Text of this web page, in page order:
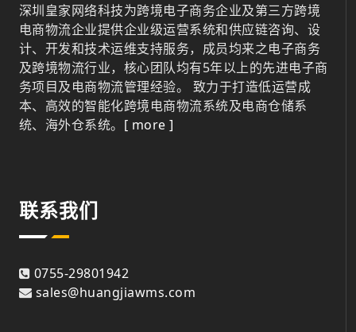
深圳皇家网络科技为跨境电子商务企业及第三方跨境
电商物流企业提供企业级运营系统和供应链咨询、设
计、开发和技术运维支持服务，成员均来之电子商务
及跨境物流行业，核心团队均有5年以上的先进电子商
务项目及电商物流管理经验。 致力于打造低运营成
本、高效的智能化跨境电商物流系统及电商仓储系
统、海外仓系统。 [ more ]
联系我们
0755-29801942
sales@huangjiawms.com